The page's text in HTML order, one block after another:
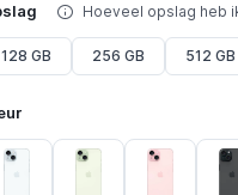
Hoeveel opslag heb
128 GB 256 GB 512 GB